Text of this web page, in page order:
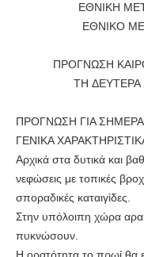
ΕΘΝΙΚΗ
ΕΘΝΙΚΟ
ΠΡΟΓΝΩΣΗ
ΤH ΔΕΥΤΕΡΑ
ΠΡΟΓΝΩΣΗ ΓΙΑ ΣΗΜΕΡΑ
ΓΕΝΙΚΑ
Αρχικά στα δυτικά και
νεφώσεις με τοπικές
σποραδικές καταιγίδες.
Στην υπόλοιπη χώρα
πυκνώσουν.